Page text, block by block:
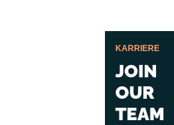
KARRIERE
JOIN
OUR
TEAM